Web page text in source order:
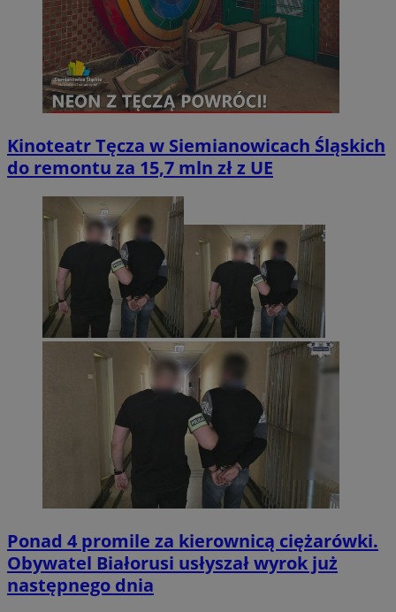
Kinoteatr Tęcza w Siemianowicach Śląskich
do remontu za 15,7 mln zł z UE
Ponad 4 promile za kierownicą ciężarówki.
Obywatel Białorusi usłyszał wyrok już
następnego dnia